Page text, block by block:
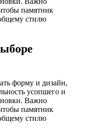
памятник
стилю
форму и дизайн,
усопшего и
Важно
памятник
стилю